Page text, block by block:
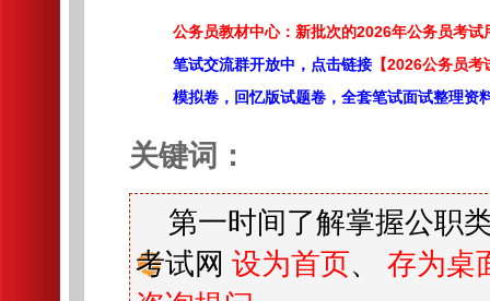
公务员教材中心：新批次的2026年公务员考试
笔试交流群开放中，点击链接 【2026公务员
模拟卷，回忆版试题卷，全套笔试面试整理资
关键词：
第一时间了解掌握公职
考试网 设为首页、 存为桌